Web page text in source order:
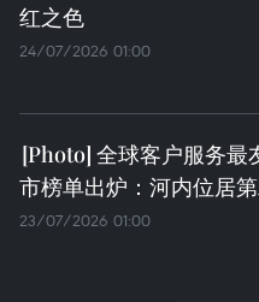
红之色
24/07/2026 01:00
全球客户服务最
市榜单出炉：河内位居
23/07/2026 01:00